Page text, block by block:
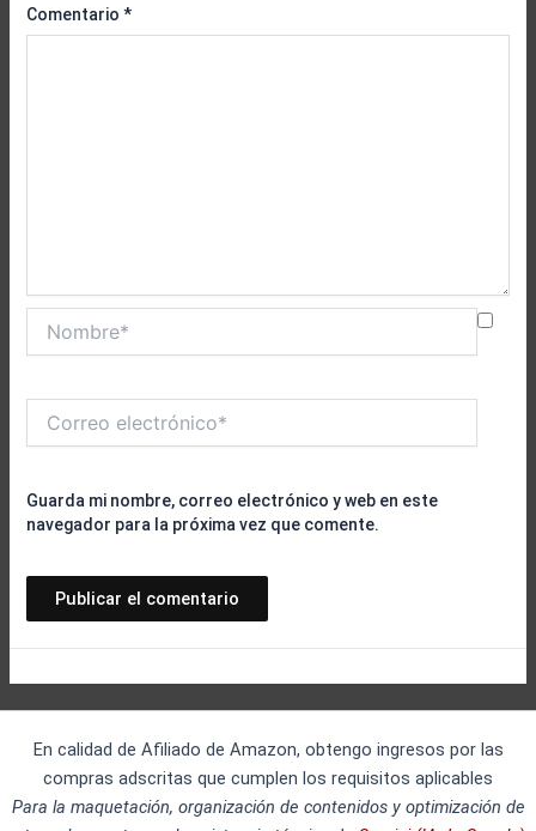
Comentario*
electrónico*
Guarda mi nombre, correo electrónico y web en este
navegador para la próxima vez que comente.
En calidad de Afiliado de Amazon, obtengo ingresos por las
compras adscritas que cumplen los requisitos aplicables
Para la maquetación, organización de contenidos y optimización de